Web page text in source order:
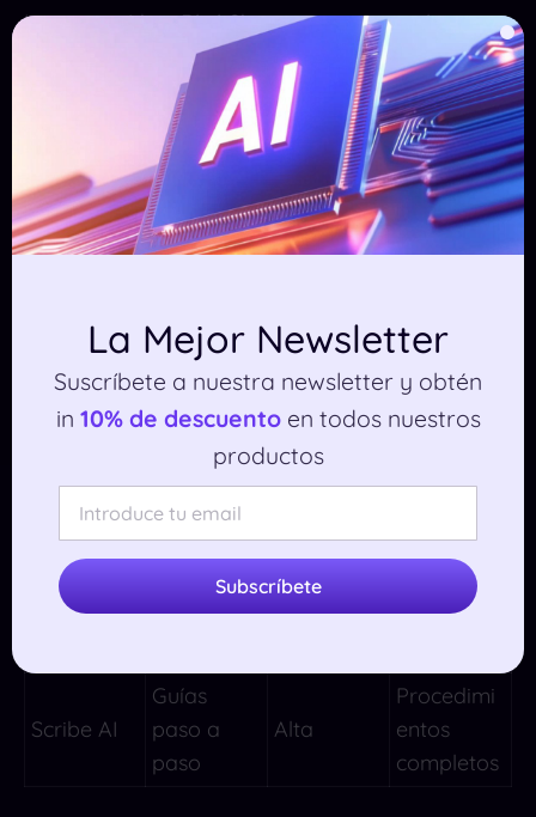
Loom es vídeo; BlinkShot es captura inteligente.
Para documentación rápida, BlinkShot suele ser
BlinkShot vs Scribe AI
Scribe genera guías automáticas, pero BlinkShot
es más rápido para análisis y anotaciones en
Tabla comparativa
Herramie
nta
Tipo Rapidez
Mejor
para
BlinkShot
Captura
con IA
visual
Loom Vídeo Media
Explicacio
nes
Scribe AI
Guías
paso a
paso
Alta
Procedimi
entos
completos
La Mejor Newsletter
Suscríbete a nuestra newsletter y obtén
in 10% de descuentoen todos nuestros
productos
Subscríbete